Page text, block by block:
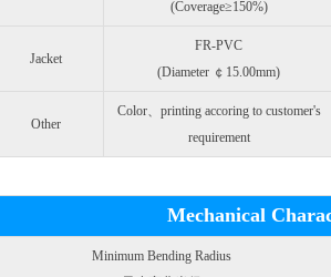
(Coverage≥150%)
Jacket
FR-PVC
(Diameter ￠15.00mm)
Other
Color、printing accoring to customer's
requirement
Mechanical
Minimum Bending Radius